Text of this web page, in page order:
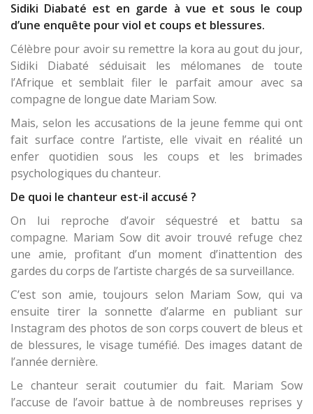
Sidiki Diabaté est en garde à vue et sous le coup
d’une enquête pour viol et coups et blessures.
Célèbre pour avoir su remettre la kora au gout du jour,
Sidiki Diabaté séduisait les mélomanes de toute
l’Afrique et semblait filer le parfait amour avec sa
compagne de longue date Mariam Sow.
Mais, selon les accusations de la jeune femme qui ont
fait surface contre l’artiste, elle vivait en réalité un
enfer quotidien sous les coups et les brimades
psychologiques du chanteur.
De quoi le chanteur est-il accusé ?
On lui reproche d’avoir séquestré et battu sa
compagne. Mariam Sow dit avoir trouvé refuge chez
une amie, profitant d’un moment d’inattention des
gardes du corps de l’artiste chargés de sa surveillance.
C’est son amie, toujours selon Mariam Sow, qui va
ensuite tirer la sonnette d’alarme en publiant sur
Instagram des photos de son corps couvert de bleus et
de blessures, le visage tuméfié. Des images datant de
l’année dernière.
Le chanteur serait coutumier du fait. Mariam Sow
l’accuse de l’avoir battue à de nombreuses reprises y